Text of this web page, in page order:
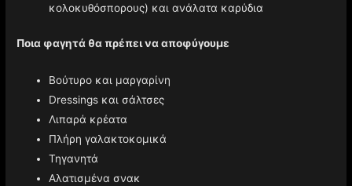
κολοκυθόσπορους) και ανάλατα καρύδια
Ποια φαγητά θα πρέπει να αποφύγουμε
Βούτυρο και μαργαρίνη
Dressings και σάλτσες
Λιπαρά κρέατα
Πλήρη γαλακτοκομικά
Τηγανητά
Αλατισμένα σνακ